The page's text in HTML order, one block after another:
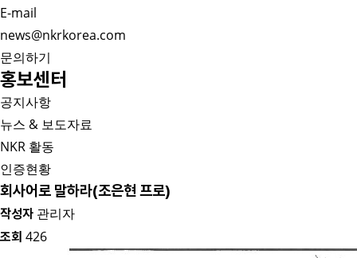
E-mail
news@nkrkorea.com
문의하기
홍보센터
공지사항
뉴스 & 보도자료
NKR 활동
인증현황
회사어로 말하라(조은현 프로)
작성자 관리자
조회 426